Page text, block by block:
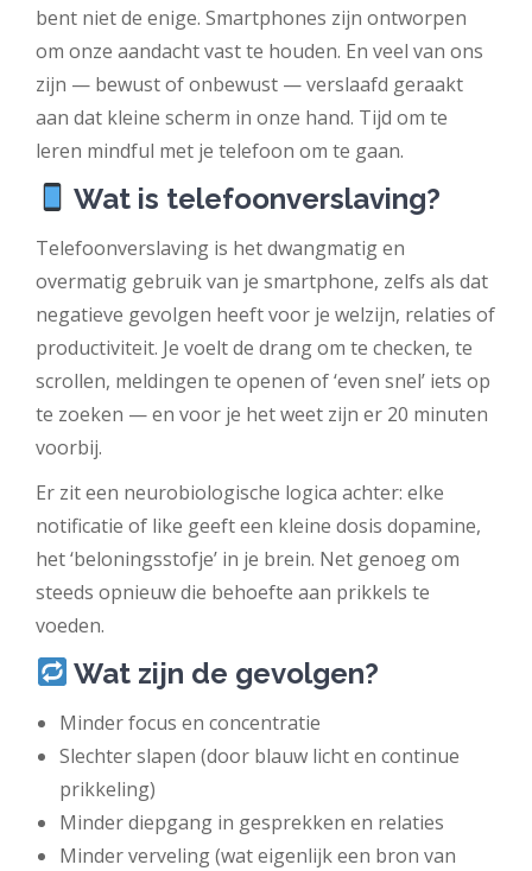
bent niet de enige. Smartphones zijn ontworpen
om onze aandacht vast te houden. En veel van ons
zijn — bewust of onbewust — verslaafd geraakt
aan dat kleine scherm in onze hand. Tijd om te
leren mindful met je telefoon om te gaan.
Wat is telefoonverslaving?
Telefoonverslaving is het dwangmatig en
overmatig gebruik van je smartphone, zelfs als dat
negatieve gevolgen heeft voor je welzijn, relaties of
productiviteit. Je voelt de drang om te checken, te
scrollen, meldingen te openen of ‘even snel’ iets op
te zoeken — en voor je het weet zijn er 20 minuten
voorbij.
Er zit een neurobiologische logica achter: elke
notificatie of like geeft een kleine dosis dopamine,
het ‘beloningsstofje’ in je brein. Net genoeg om
steeds opnieuw die behoefte aan prikkels te
voeden.
Wat zijn de gevolgen?
Minder focus en concentratie
Slechter slapen (door blauw licht en continue
prikkeling)
Minder diepgang in gesprekken en relaties
Minder verveling (wat eigenlijk een bron van